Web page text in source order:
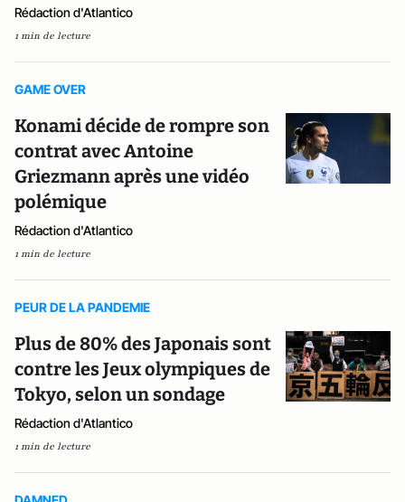
Rédaction d'Atlantico
1 min de lecture
GAME OVER
Konami décide de rompre son
contrat avec Antoine
Griezmann après une vidéo
polémique
Rédaction d'Atlantico
1 min de lecture
PEUR DE LA PANDEMIE
Plus de 80% des Japonais sont
contre les Jeux olympiques de
Tokyo, selon un sondage
Rédaction d'Atlantico
1 min de lecture